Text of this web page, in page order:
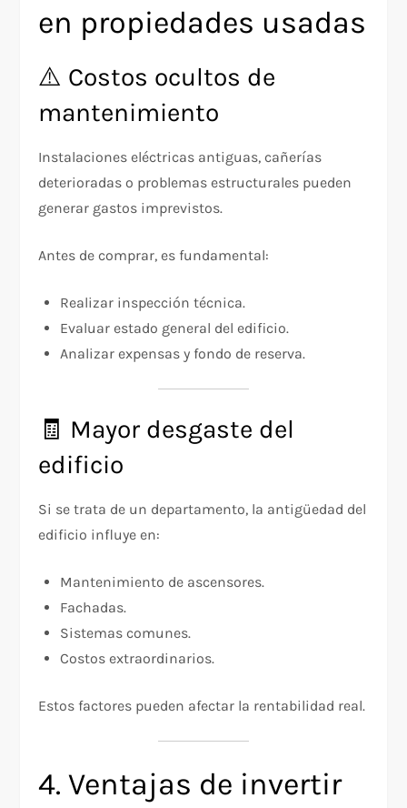
en propiedades usadas
⚠️ Costos ocultos de
mantenimiento
Instalaciones eléctricas antiguas, cañerías
deterioradas o problemas estructurales pueden
generar gastos imprevistos.
Antes de comprar, es fundamental:
Realizar inspección técnica.
Evaluar estado general del edificio.
Analizar expensas y fondo de reserva.
🧾 Mayor desgaste del
edificio
Si se trata de un departamento, la antigüedad del
edificio influye en:
Mantenimiento de ascensores.
Fachadas.
Sistemas comunes.
Costos extraordinarios.
Estos factores pueden afectar la rentabilidad real.
4. Ventajas de invertir